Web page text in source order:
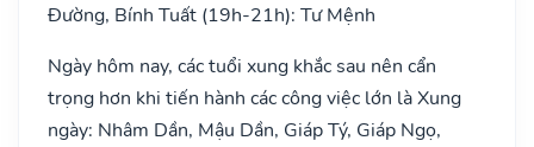
Đường, Bính Tuất (19h-21h): Tư Mệnh
Ngày hôm nay, các tuổi xung khắc sau nên cẩn
trọng hơn khi tiến hành các công việc lớn là Xung
ngày: Nhâm Dần, Mậu Dần, Giáp Tý, Giáp Ngọ,